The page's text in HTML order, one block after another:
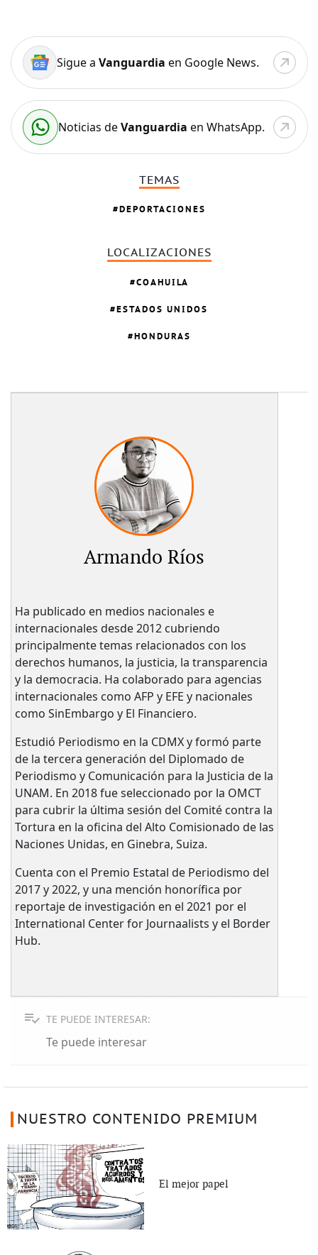
Sigue a Vanguardia en Google News.
Noticias deVanguardia en WhatsApp.
TEMAS
DEPORTACIONES
LOCALIZACIONES
COAHUILA
ESTADOS UNIDOS
HONDURAS
Armando Ríos
Ha publicado en medios nacionales e
internacionales desde 2012 cubriendo
principalmente temas relacionados con los
derechos humanos, la justicia, la transparencia
y la democracia. Ha colaborado para agencias
internacionales como AFP y EFE y nacionales
como SinEmbargo y El Financiero.
Estudió Periodismo en la CDMX y formó parte
de la tercera generación del Diplomado de
Periodismo y Comunicación para la Justicia de la
UNAM. En 2018 fue seleccionado por la OMCT
para cubrir la última sesión del Comité contra la
Tortura en la oficina del Alto Comisionado de las
Naciones Unidas, en Ginebra, Suiza.
Cuenta con el Premio Estatal de Periodismo del
2017 y 2022, y una mención honorífica por
reportaje de investigación en el 2021 por el
International Center for Journaalists y el Border
Hub.
TE PUEDE INTERESAR:
Te puede interesar
NUESTRO CONTENIDO PREMIUM
El mejor papel